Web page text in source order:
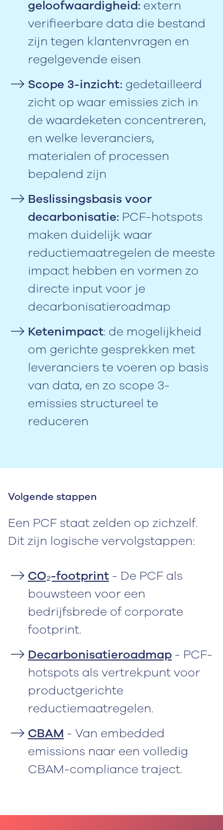
geloofwaardigheid: extern
verifieerbare data die bestand
zijn tegen klantenvragen en
regelgevende eisen
Scope 3-inzicht: gedetailleerd
zicht op waar emissies zich in
de waardeketen concentreren,
en welke leveranciers,
materialen of processen
bepalend zijn
Beslissingsbasis voor
decarbonisatie: PCF-hotspots
maken duidelijk waar
reductiemaatregelen de meeste
impact hebben en vormen zo
directe input voor je
decarbonisatieroadmap
Ketenimpact: de mogelijkheid
om gerichte gesprekken met
leveranciers te voeren op basis
van data, en zo scope 3-
emissies structureel te
reduceren
Volgende stappen
Een PCF staat zelden op zichzelf.
Dit zijn logische vervolgstappen:
CO₂-footprint - De PCF als
bouwsteen voor een
bedrijfsbrede of corporate
footprint.
Decarbonisatieroadmap - PCF-
hotspots als vertrekpunt voor
productgerichte
reductiemaatregelen.
CBAM - Van embedded
emissions naar een volledig
CBAM-compliance traject.